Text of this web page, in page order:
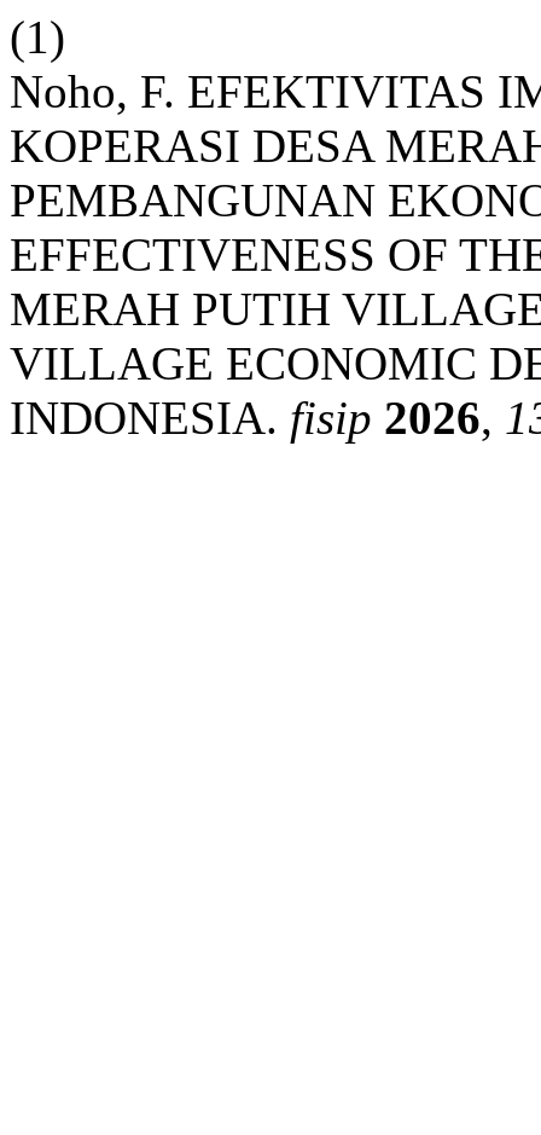
(1)
Noho, F. EFEKTIVITAS
KOPERASI DESA
PEMBANGUNAN
EFFECTIVENESS OF
MERAH PUTIH
VILLAGE ECONOMIC
INDONESIA. fisip 2026,